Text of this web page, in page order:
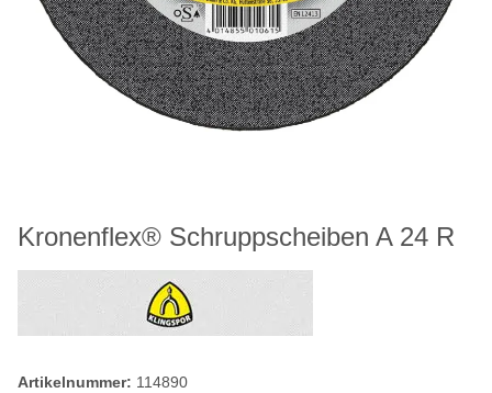
Kronenflex® Schruppscheiben A 24 R
Artikelnummer: 114890